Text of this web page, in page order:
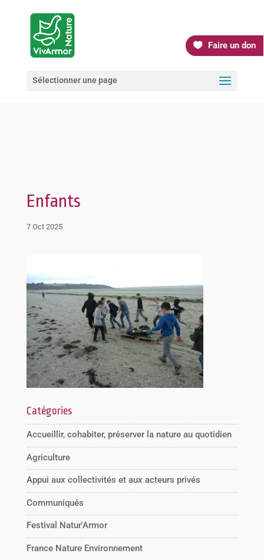
Faire un don
Sélectionner une page
Enfants
7 Oct 2025
Catégories
Accueillir, cohabiter, préserver la nature au quotidien
Agriculture
Appui aux collectivités et aux acteurs privés
Communiqués
Festival Natur'Armor
France Nature Environnement